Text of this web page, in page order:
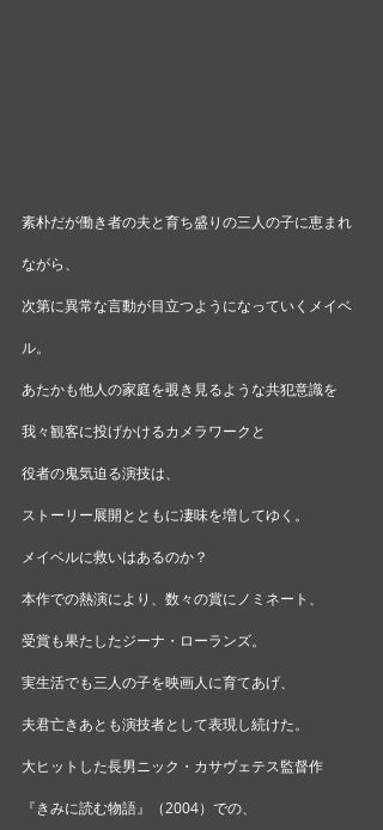
素朴だが働き者の夫と育ち盛りの三人の子に恵まれ
ながら、
次第に異常な言動が目立つようになっていくメイベ
ル。
あたかも他人の家庭を覗き見るような共犯意識を
我々観客に投げかけるカメラワークと
役者の鬼気迫る演技は、
ストーリー展開とともに凄味を増してゆく。
メイベルに救いはあるのか？
本作での熱演により、数々の賞にノミネート、
受賞も果たしたジーナ・ローランズ。
実生活でも三人の子を映画人に育てあげ、
夫君亡きあとも演技者として表現し続けた。
大ヒットした長男ニック・カサヴェテス監督作
『きみに読む物語』（2004）での、